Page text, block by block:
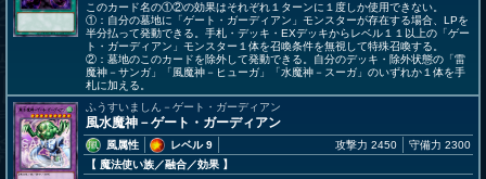
このカード名の①②の効果はそれぞれ１ターンに１度しか使用できない。
①：自分の墓地に「ゲート・ガーディアン」モンスターが存在する場合、LPを
半分払って発動できる。手札・デッキ・EXデッキからレベル１１以上の「ゲー
ト・ガーディアン」モンスター１体を召喚条件を無視して特殊召喚する。
②：墓地のこのカードを除外して発動できる。自分のデッキ・除外状態の「雷
魔神－サンガ」「風魔神－ヒューガ」「水魔神－スーガ」のいずれか１体を手
札に加える。
ふうすいましん－ゲート・ガーディアン
風水魔神－ゲート・ガーディアン
風属性
レベル 9
【 魔法使い族／融合／効果 】
攻撃力 2450 守備力 2300